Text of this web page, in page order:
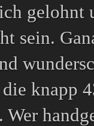
gelohnt
sein.
knapp